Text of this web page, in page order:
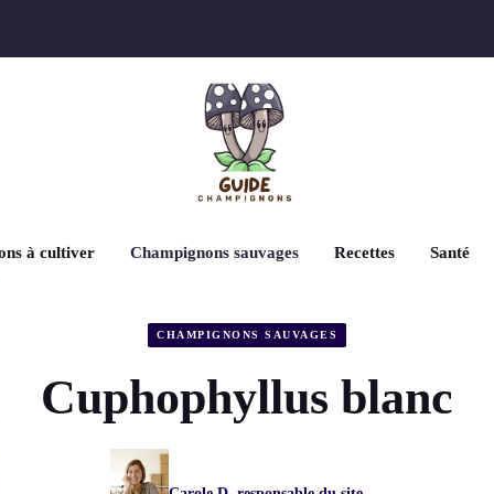
à cultiver Champignons sauvages Recettes Santé
CHAMPIGNONS SAUVAGES
Cuphophyllus blanc